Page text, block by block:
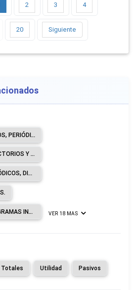
2 3 4
20 Siguiente
PUBLICACIÓN DE LIBROS, PERIÓDICOS Y OTRAS ACTIVIDADES DE PUBLICACIÓN.
PUBLICACIÓN DE DIRECTORIOS Y DE LISTAS DE CORREO.
PUBLICACIÓN DE PERIÓDICOS, DIARIOS Y REVISTAS.
PUBLICACIÓN DE PROGRAMAS INFORMÁTICOS. VER 18 MAS
Utilidad Pasivos